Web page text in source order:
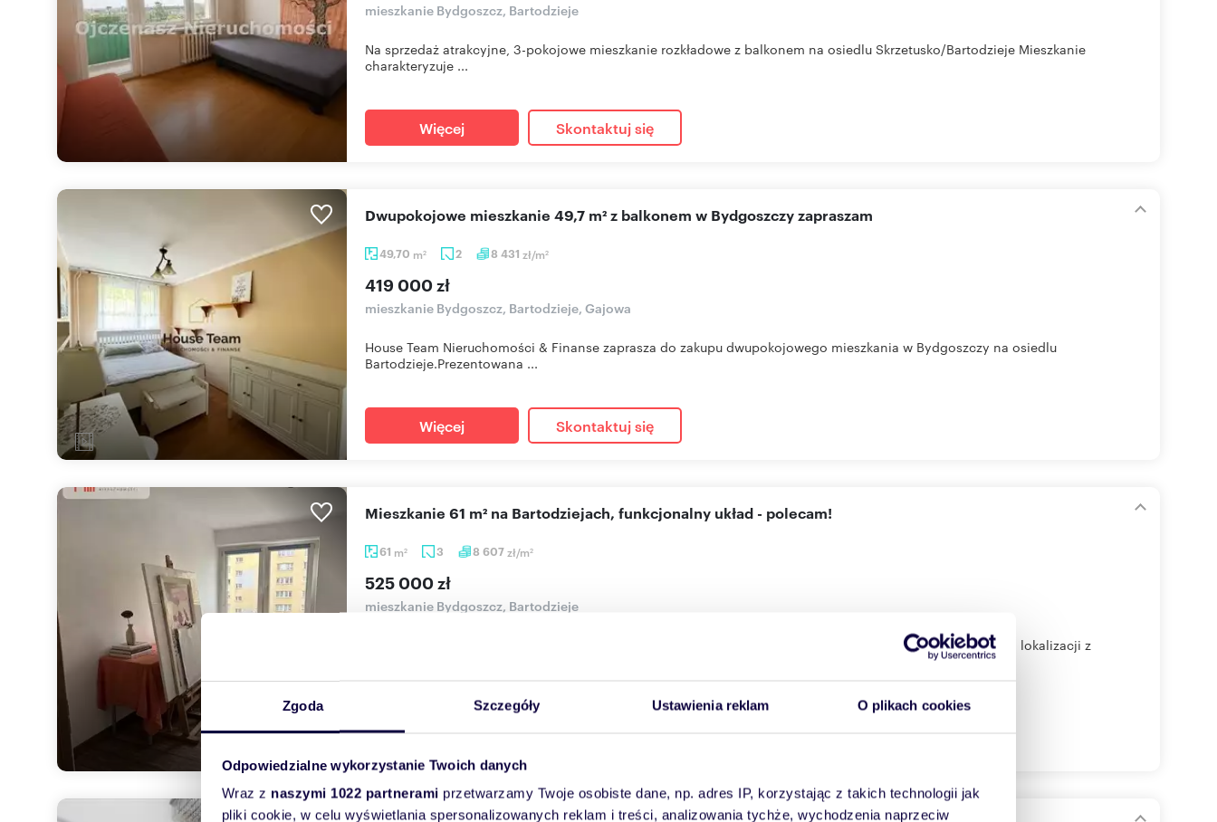
Zgoda Szczegóły Ustawienia reklam O plikach cookies
Odpowiedzialne wykorzystanie Twoich danych
Wraz z naszymi 1022 partnerami przetwarzamy Twoje osobiste dane, np. adres IP, korzystając z takich technologii jak
pliki cookie, w celu wyświetlania spersonalizowanych reklam i treści, analizowania tychże, wychodzenia naprzeciw
mieszkanie Bydgoszcz, Bartodzieje
Na sprzedaż atrakcyjne, 3-pokojowe mieszkanie rozkładowe z balkonem na osiedlu Skrzetusko/Bartodzieje Mieszkanie
charakteryzuje ...
Więcej Skontaktuj się
49,70 m2 2 8 431 zł/m2
Dwupokojowe mieszkanie 49,7 m² z balkonem w Bydgoszczy zapraszam
419 000 zł
mieszkanie Bydgoszcz, Bartodzieje, Gajowa
House Team Nieruchomości & Finanse zaprasza do zakupu dwupokojowego mieszkania w Bydgoszczy na osiedlu
Bartodzieje.Prezentowana ...
Więcej Skontaktuj się
61 m2 3 8 607zł/m2
Mieszkanie 61 m² na Bartodziejach, funkcjonalny układ - polecam!
525 000 zł
mieszkanie Bydgoszcz, Bartodzieje
Zamieszkaj na jednym z najbardziej pożądanych osiedli w Bydgoszczy!Jeśli szukasz mieszkania w świetnej lokalizacji z